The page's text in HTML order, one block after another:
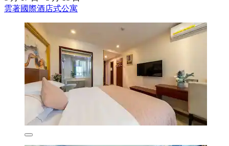
雲著國際酒店式公寓